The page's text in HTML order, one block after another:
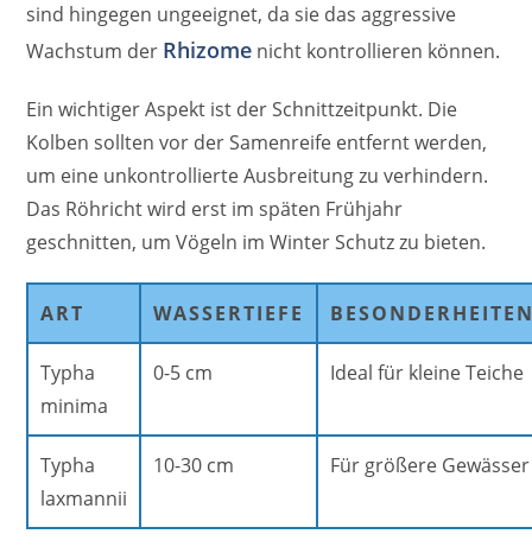
sind hingegen ungeeignet, da sie das aggressive
Wachstum der Rhizome nicht kontrollieren können.
Ein wichtiger Aspekt ist der Schnittzeitpunkt. Die
Kolben sollten vor der Samenreife entfernt werden,
um eine unkontrollierte Ausbreitung zu verhindern.
Das Röhricht wird erst im späten Frühjahr
geschnitten, um Vögeln im Winter Schutz zu bieten.
ART WASSERTIEFE
Typha
minima
0-5 cm Ideal für kleine Teiche
Typha
laxmannii
10-30 cm Für größere Gewässer